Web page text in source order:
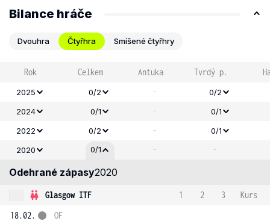
Bilance hráče
Dvouhra Čtyřhra Smíšené čtyřhry
Rok Celkem Antuka Tvrdý p.
2025 0/2 -
0/2
2024
0/1 -
0/1
2022
0/2 -
0/1
2020
0/1 - -
Odehrané zápasy2020
Glasgow ITF 1 2 3
Kurs
18.02.
OF